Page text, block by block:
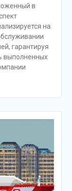
в
на
гарантируя
выполненных